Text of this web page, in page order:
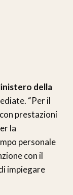
della
“Per il
prestazioni
la
personale
con il
impiegare